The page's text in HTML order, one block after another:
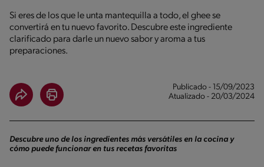
Si eres de los que le unta mantequilla a todo, el ghee se
convertirá en tu nuevo favorito. Descubre este ingrediente
clarificado para darle un nuevo sabor y aroma a tus
preparaciones.
Publicado - 15/09/2023
Atualizado - 20/03/2024
Descubre uno de los ingredientes más versátiles en la cocina y
cómo puede funcionar en tus recetas favoritas